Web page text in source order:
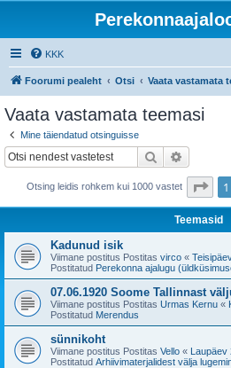
KKK
Foorumi pealeht Otsi Vaata vastamata
Vaata vastamata teemasi
Mine täiendatud otsinguisse
Otsi
Otsing leidis rohkem kui 1000 vastet 1 .1
Teemasid
Kadunud isik
Viimane postitus Postitas virco «
Postitatud Perekonna ajalugu
07.06.1920 Soome Tallinnast
Viimane postitus Postitas Urmas Kernu «
Postitatud Merendus
sünnikoht
Viimane postitus Postitas Vello « Laupäev
Postitatud Arhiivimaterjalidest välja